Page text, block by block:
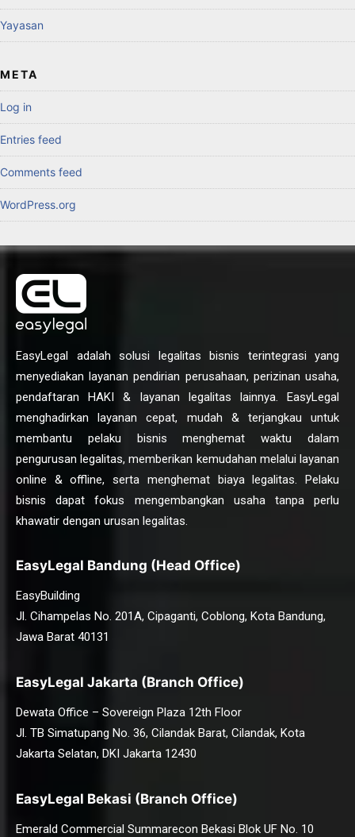
Yayasan
META
Log in
Entries feed
Comments feed
WordPress.org
EasyLegal adalah solusi legalitas bisnis terintegrasi yang
menyediakan layanan pendirian perusahaan, perizinan usaha,
pendaftaran HAKI & layanan legalitas lainnya. EasyLegal
menghadirkan layanan cepat, mudah & terjangkau untuk
membantu pelaku bisnis menghemat waktu dalam
pengurusan legalitas, memberikan kemudahan melalui layanan
online & offline, serta menghemat biaya legalitas. Pelaku
bisnis dapat fokus mengembangkan usaha tanpa perlu
khawatir dengan urusan legalitas.
EasyLegal Bandung (Head Office)
EasyBuilding
Jl. Cihampelas No. 201A, Cipaganti, Coblong, Kota Bandung,
Jawa Barat 40131
EasyLegal Jakarta (Branch Office)
Dewata Office – Sovereign Plaza 12th Floor
Jl. TB Simatupang No. 36, Cilandak Barat, Cilandak, Kota
Jakarta Selatan, DKI Jakarta 12430
EasyLegal Bekasi (Branch Office)
Emerald Commercial Summarecon Bekasi Blok UF No. 10